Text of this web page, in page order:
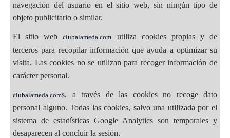
navegación del usuario en el sitio web, sin ningún tipo de
objeto publicitario o similar.
El sitio webclubalameda.com utiliza cookies propias y de
terceros para recopilar información que ayuda a optimizar su
visita. Las cookies no se utilizan para recoger información de
carácter personal.
clubalameda.coms, a través de las cookies no recoge dato
personal alguno. Todas las cookies, salvo una utilizada por el
sistema de estadísticas Google Analytics son temporales y
desaparecen al concluir la sesión.